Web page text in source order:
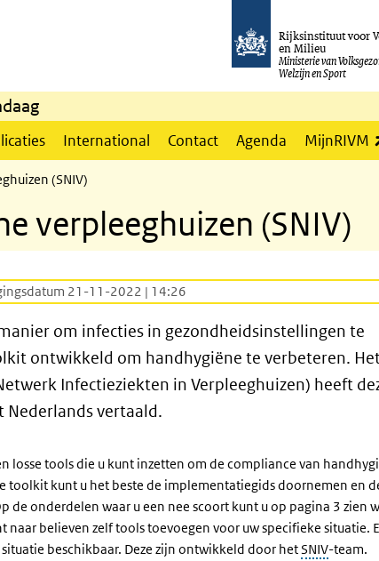
Rijksinstituut voor
en Milieu
Ministerie van
Welzijn en Sport
International Contact Agenda MijnRIVM
(SNIV)
verpleeghuizen (SNIV)
21-11-2022 | 14:26
om infecties in gezondheidsinstellingen te
ontwikkeld om handhygiëne te verbeteren.
Infectieziekten in Verpleeghuizen) heeft
vertaald.
losse tools die u kunt inzetten om de compliance van
toolkit kunt u het beste de implementatiegids doornemen en
de onderdelen waar u een nee scoort kunt u op pagina 3 zien
naar believen zelf tools toevoegen voor uw specifieke situatie.
beschikbaar. Deze zijn ontwikkeld door hetSNIV-team.